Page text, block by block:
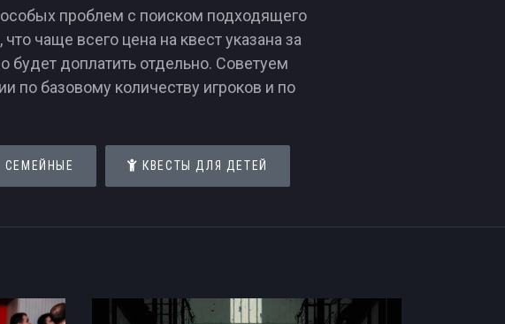
проблем с поиском подходящего
чаще всего цена на квест указана за
будет доплатить отдельно. Советуем
по базовому количеству игроков и по
СЕМЕЙНЫЕ КВЕСТЫ ДЛЯ ДЕТЕЙ